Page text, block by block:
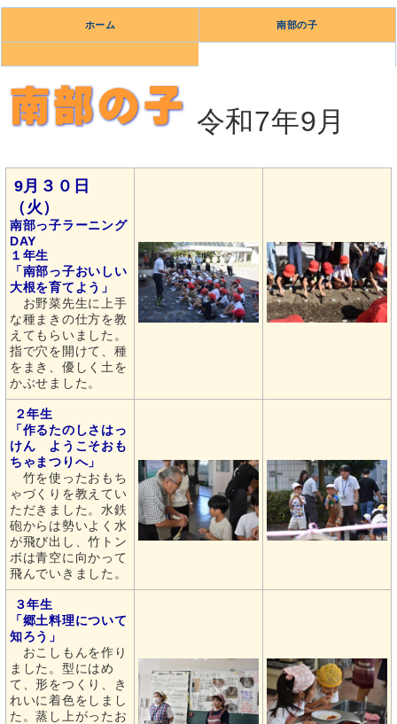
ホーム 南部の子
令和7年9月
9月３０日
（火）
南部っ子ラーニング
DAY
１年生
「南部っ子おいしい
大根を育てよう」
お野菜先生に上手
な種まきの仕方を教
えてもらいました。
指で穴を開けて、種
をまき、優しく土を
かぶせました。
２年生
「作るたのしさはっ
けん ようこそおも
ちゃまつりへ」
竹を使ったおもち
ゃづくりを教えてい
ただきました。水鉄
砲からは勢いよく水
が飛び出し、竹トン
ボは青空に向かって
飛んでいきました。
３年生
「郷土料理について
知ろう」
おこしもんを作り
ました。型にはめ
て、形をつくり、き
れいに着色をしまし
た。蒸し上がったお